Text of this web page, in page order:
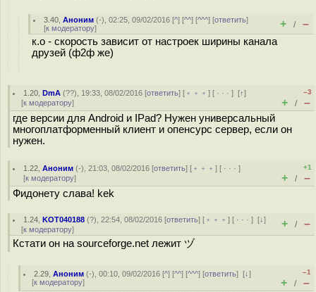
3.40 ,Аноним (-), 02:25, 09/02/2016 [^] [^^] [^^^] [ответить]
[к модератору] + / –
к.о - скорость зависит от настроек ширины канала
друзей (ф2ф же)
1.20 ,DmA (??), 19:33, 08/02/2016 [ответить] [ ﹢﹢﹢] [ · · ·][↑]
[к модератору]
–3
+ / –
где версии для Android и IPad? Нужен универсальный
многоплатформенный клиент и опенсурс сервер, если он
нужен.
1.22 ,Аноним (-), 21:03, 08/02/2016 [ответить] [ ﹢﹢﹢] [ · · ·]
[к модератору]
+1
+ / –
Фидонету слава! kek
1.24 ,KOT040188 (?), 22:54, 08/02/2016 [ответить] [ ﹢﹢﹢] [ · · ·][↓]
[к модератору] + / –
Кстати он на sourceforge.net лежит ヅ
2.29 ,Аноним (-), 00:10, 09/02/2016 [^] [^^] [^^^] [ответить][↓]
[к модератору]
–1
+ / –